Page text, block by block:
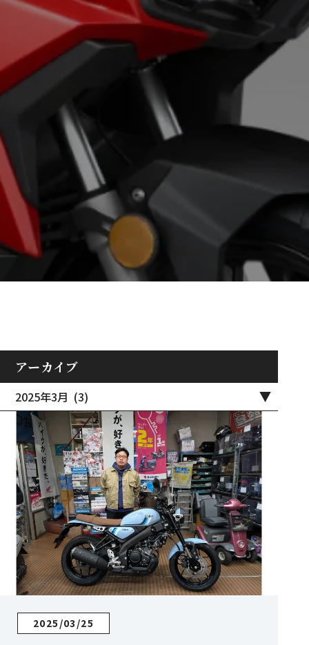
2025/03/25
アーカイブ